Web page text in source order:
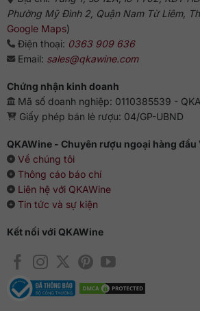
Phường Mỹ Đình 2, Quận Nam Từ Liêm,
Google Maps)
Điện thoại: 0363 909 636
Email: sales@qkawine.com
Chứng nhận kinh doanh
Mã số doanh nghiệp: 0110385539 -
Giấy phép bán lẻ rượu: 04/GP-UBND
QKAWine - Chuyên rượu ngoại hàng đầu
Về chúng tôi
Thông cáo báo chí
Liên hệ với QKAWine
Tin tức và sự kiện
Kết nối với QKAWine